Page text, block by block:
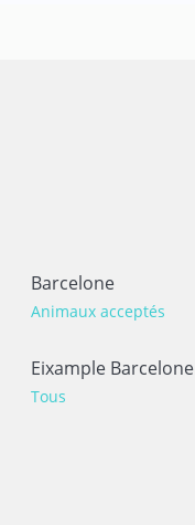
Barcelone
Animaux acceptés
Eixample Barcelone
Tous